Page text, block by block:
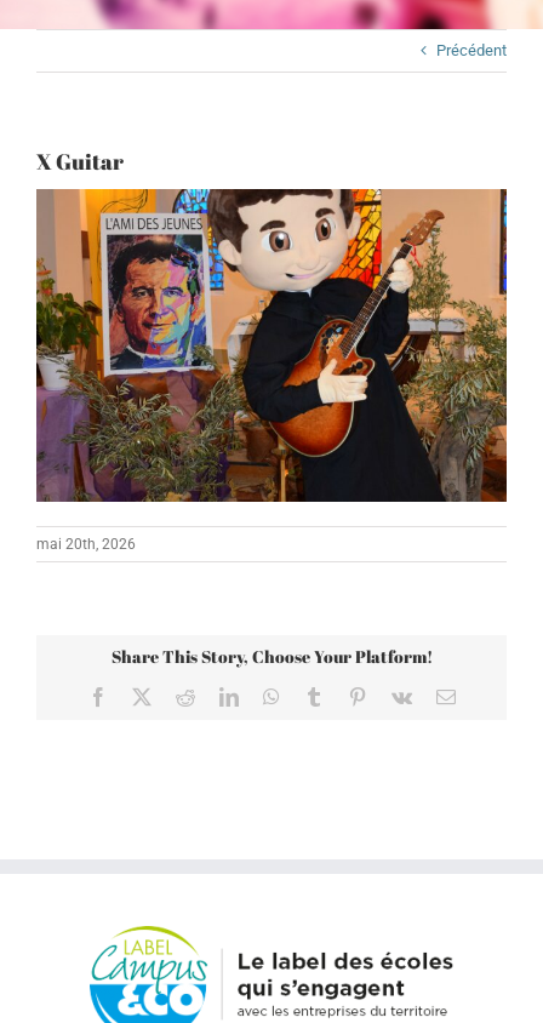
Précédent
X Guitar
mai 20th, 2026
Share This Story, Choose Your Platform!
Facebook RedditLinkedInWhatsApp
Tumblr Pinterest
Vk Email